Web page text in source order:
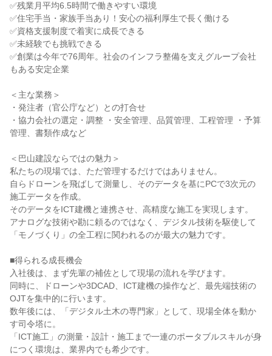
✅残業月平均6.5時間で働きやすい環境
✅住宅手当・家族手当あり！安心の福利厚生で長く働ける
✅資格支援制度で着実に成長できる
✅未経験でも挑戦できる
✅創業は今年で76周年。社会のインフラ整備を支えグループ会社
もある安定企業
＜主な業務＞
・発注者（官公庁など）との打合せ
・協力会社の選定・調整 ・安全管理、品質管理、工程管理 ・予算
管理、書類作成など
＜巴山建設ならではの魅力＞
私たちの現場では、ただ管理するだけではありません。
自らドローンを飛ばして測量し、そのデータを基にPCで3次元の
施工データを作成。
そのデータをICT建機と連携させ、高精度な施工を実現します。
アナログな技術や勘に頼るのではなく、デジタル技術を駆使して
「モノづくり」の全工程に関われるのが最大の魅力です。
■得られる成長機会
入社後は、まず先輩の補佐として現場の流れを学びます。
同時に、ドローンや3DCAD、ICT建機の操作など、最先端技術の
OJTを集中的に行います。
数年後には、「デジタル土木の専門家」として、現場全体を動か
す司令塔に。
「ICT施工」の測量・設計・施工まで一連のポータブルスキルが身
につく環境は、業界内でも希少です。